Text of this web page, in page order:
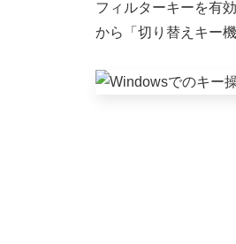
フィルターキーを有
から「切り替えキー